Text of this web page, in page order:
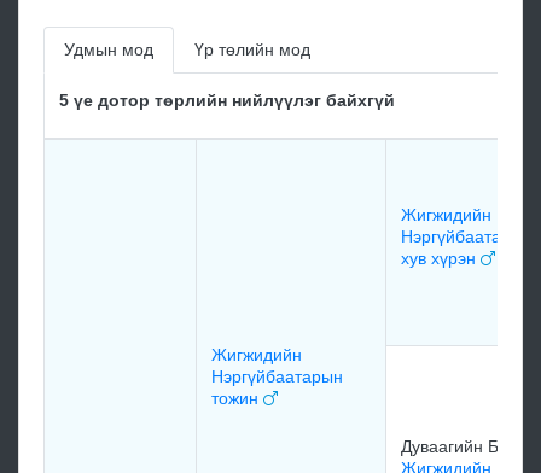
Удмын мод Үр төлийн мод
5 үе дотор төрлийн нийлүүлэг байхгүй
Жигжидийн
Нэргүйбаатарын
тожин
Жигжидийн
Нэргүйбаатарын
хув хүрэн
Дуваагийн Бор
Жигжидийн